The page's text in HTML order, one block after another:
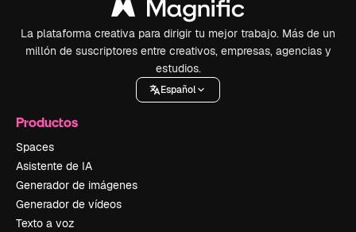
La plataforma creativa para dirigir tu mejor trabajo. Más de un
millón de suscriptores entre creativos, empresas, agencias y
estudios.
Español
Productos
Spaces
Asistente de IA
Generador de imágenes
Generador de vídeos
Texto a voz